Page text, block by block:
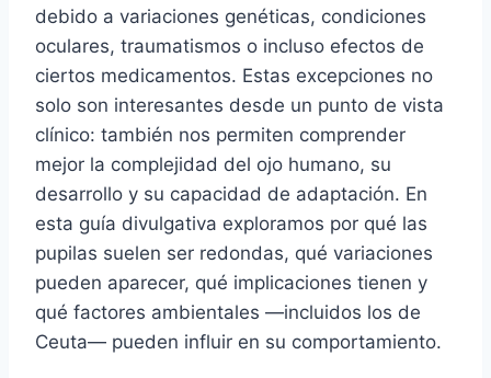
debido a variaciones genéticas, condiciones
oculares, traumatismos o incluso efectos de
ciertos medicamentos. Estas excepciones no
solo son interesantes desde un punto de vista
clínico: también nos permiten comprender
mejor la complejidad del ojo humano, su
desarrollo y su capacidad de adaptación. En
esta guía divulgativa exploramos por qué las
pupilas suelen ser redondas, qué variaciones
pueden aparecer, qué implicaciones tienen y
qué factores ambientales —incluidos los de
Ceuta— pueden influir en su comportamiento.